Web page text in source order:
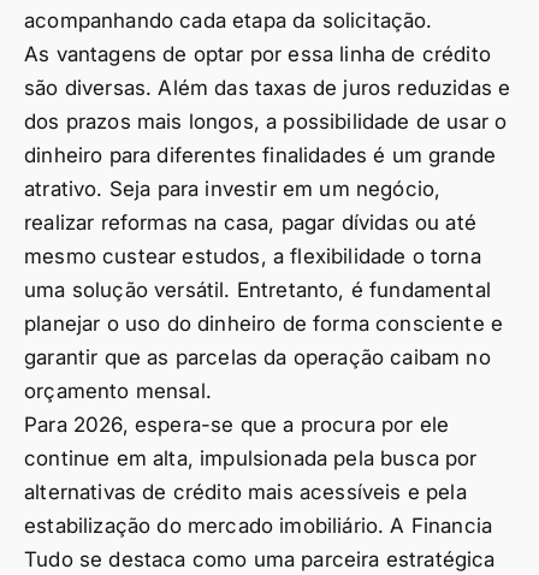
acompanhando cada etapa da solicitação.
As vantagens de optar por essa linha de crédito
são diversas. Além das taxas de juros reduzidas e
dos prazos mais longos, a possibilidade de usar o
dinheiro para diferentes finalidades é um grande
atrativo. Seja para investir em um negócio,
realizar reformas na casa, pagar dívidas ou até
mesmo custear estudos, a flexibilidade o torna
uma solução versátil. Entretanto, é fundamental
planejar o uso do dinheiro de forma consciente e
garantir que as parcelas da operação caibam no
orçamento mensal.
Para 2026, espera-se que a procura por ele
continue em alta, impulsionada pela busca por
alternativas de crédito mais acessíveis e pela
estabilização do mercado imobiliário. A Financia
Tudo se destaca como uma parceira estratégica